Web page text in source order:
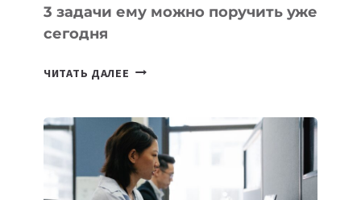
3 задачи ему можно поручить уже
сегодня
ЧИТАТЬ ДАЛЕЕ ИИ-
БИЗНЕСА:
КАКИЕ
3
ЗАДАЧИ